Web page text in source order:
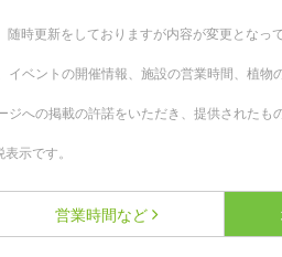
時更新をしておりますが内容が変更となっ
ベントの開催情報、施設の営業時間、植物
への掲載の許諾をいただき、提供されたも
示です。
営業時間など